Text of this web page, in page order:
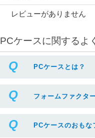
レビューがありません
PCケースに関するよ
PCケースとは？
フォームファクタ
PCケースのおもな